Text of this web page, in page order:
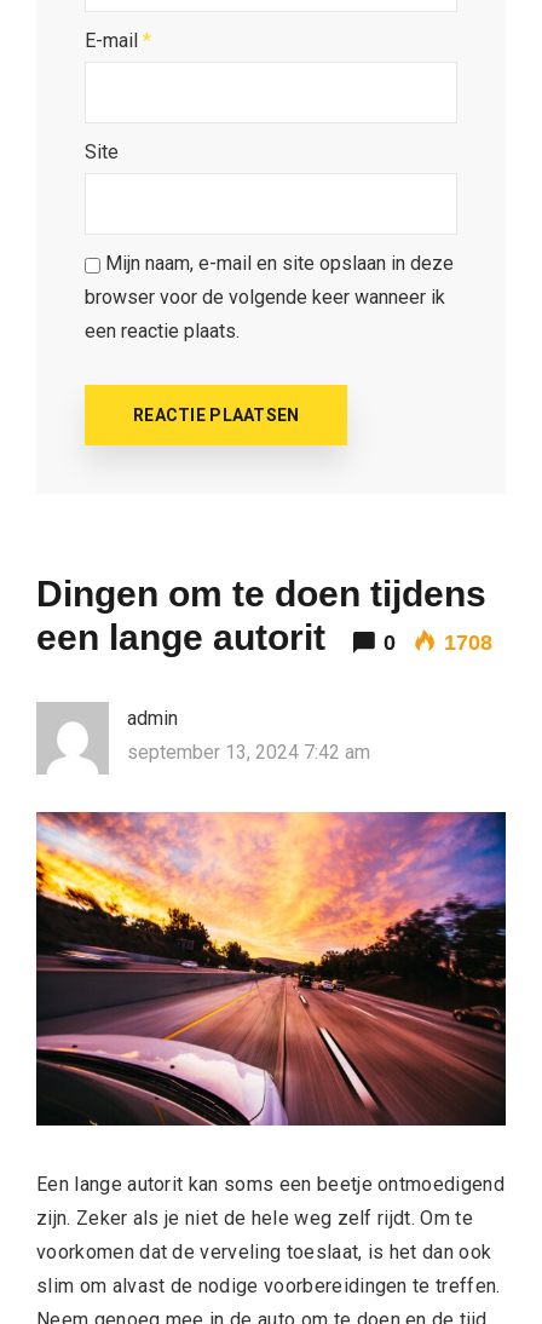
E-mail *
Site
Mijn naam, e-mail en site opslaan in deze
browser voor de volgende keer wanneer ik
een reactie plaats.
Dingen om te doen tijdens
een lange autorit
0 1708
admin
september 13, 2024 7:42 am
Een lange autorit kan soms een beetje ontmoedigend
zijn. Zeker als je niet de hele weg zelf rijdt. Om te
voorkomen dat de verveling toeslaat, is het dan ook
slim om alvast de nodige voorbereidingen te treffen.